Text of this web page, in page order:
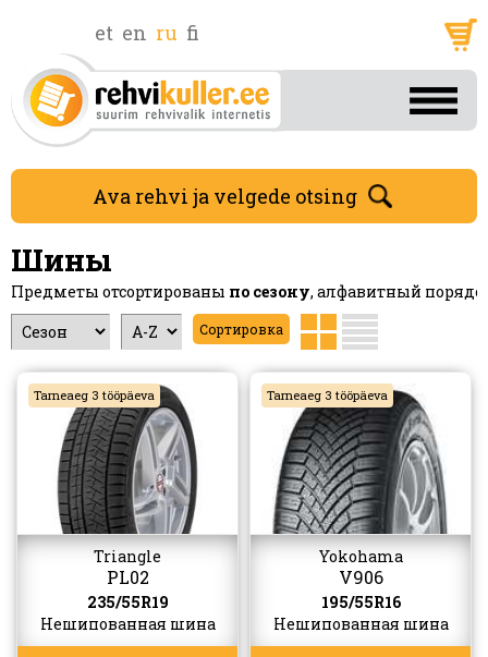
et en ru fi
Ava rehvi ja velgede otsing
Шины
Предметы отсортированы по сезону, алфавитный
Tarneaeg 3 tööpäeva
Triangle
PL02
235/55R19
Нешипованная шина
Tarneaeg 3 tööpäeva
Yokohama
V906
195/55R16
Нешипованная шина